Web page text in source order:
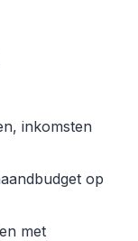
inkomsten
op
met